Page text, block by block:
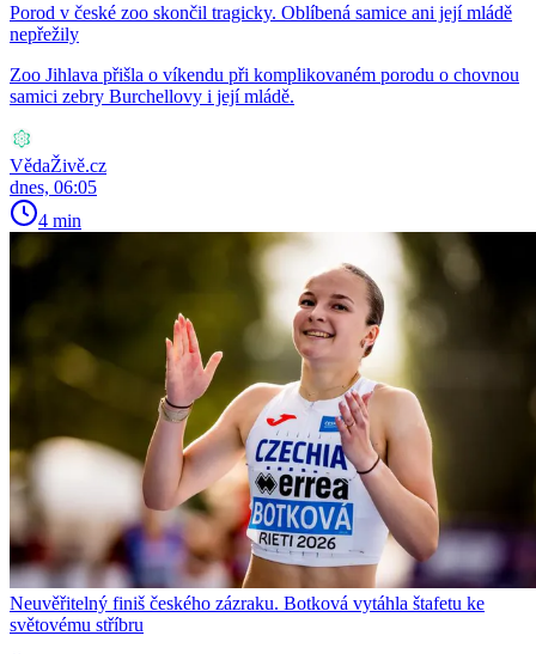
Porod v české zoo skončil tragicky. Oblíbená samice ani její mládě
nepřežily
Zoo Jihlava přišla o víkendu při komplikovaném porodu o chovnou
samici zebry Burchellovy i její mládě.
VědaŽivě.cz
dnes, 06:05
4 min
Neuvěřitelný finiš českého zázraku. Botková vytáhla štafetu ke
světovému stříbru